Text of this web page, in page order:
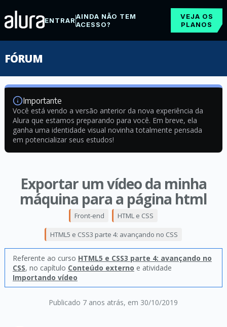
ENTRARAINDA NÃO TEM
ACESSO?
VEJA OS
PLANOS
FÓRUM
Importante
Você está vendo a versão anterior da nova experiência da
Alura que estamos preparando para você. Em breve, ela
ganha uma identidade visual novinha totalmente pensada
em potencializar seus estudos!
Exportar um vídeo da minha
máquina para a página html
Publicado 7 anos atrás, em 30/10/2019
Front-end HTML e CSS
HTML5 e CSS3 parte 4: avançando no CSS
Referente ao curso HTML5 e CSS3 parte 4: avançando no
CSS, no capítulo Conteúdo externo e atividade
Importando vídeo